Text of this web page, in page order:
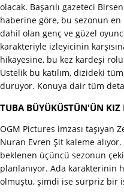
olacak. Başarılı gazeteci
haberine göre, bu sezonun
dahil olan genç ve güzel
karakteriyle izleyicinin
hikayesine, bu kez kardeşi
Üstelik bu katılım, dizideki
duruyor. Konuya dair tüm
TUBA BÜYÜKÜSTÜN'ÜN KIZ
OGM Pictures imzası taşıyan
Nuran Evren Şit kaleme alıyor.
beklenen üçüncü sezonun
planlanıyor. Ada karakterinin
olmuştu, şimdi ise sürpriz bir